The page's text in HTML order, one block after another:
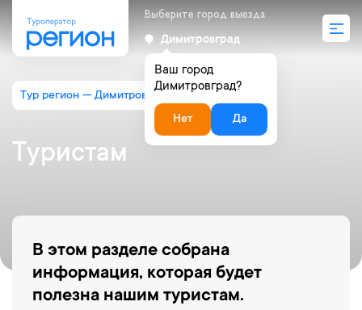
Выберите город выезда
Димитровград
Ваш город
Димитровград?
Нет Да
Тур регион — Димитровград Туристам
Туристам
В этом разделе собрана
информация, которая будет
полезна нашим туристам.